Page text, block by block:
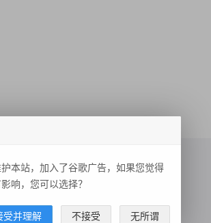
手机归属地查询
率 短文本相似度
本站，加入了谷歌广告，如果您觉得
响，您可以选择？
受并理解 不接受 无所谓